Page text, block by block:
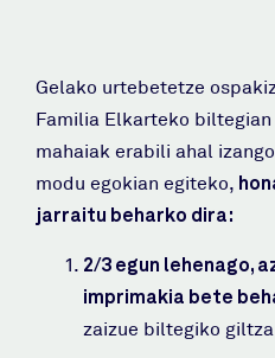
Gelako urtebetetze
Familia Elkarteko biltegian
mahaiak erabili ahal
modu egokian egiteko,
jarraitu beharko dira:
2/3 egun lehenago,
imprimakia bete
zaizue biltegiko